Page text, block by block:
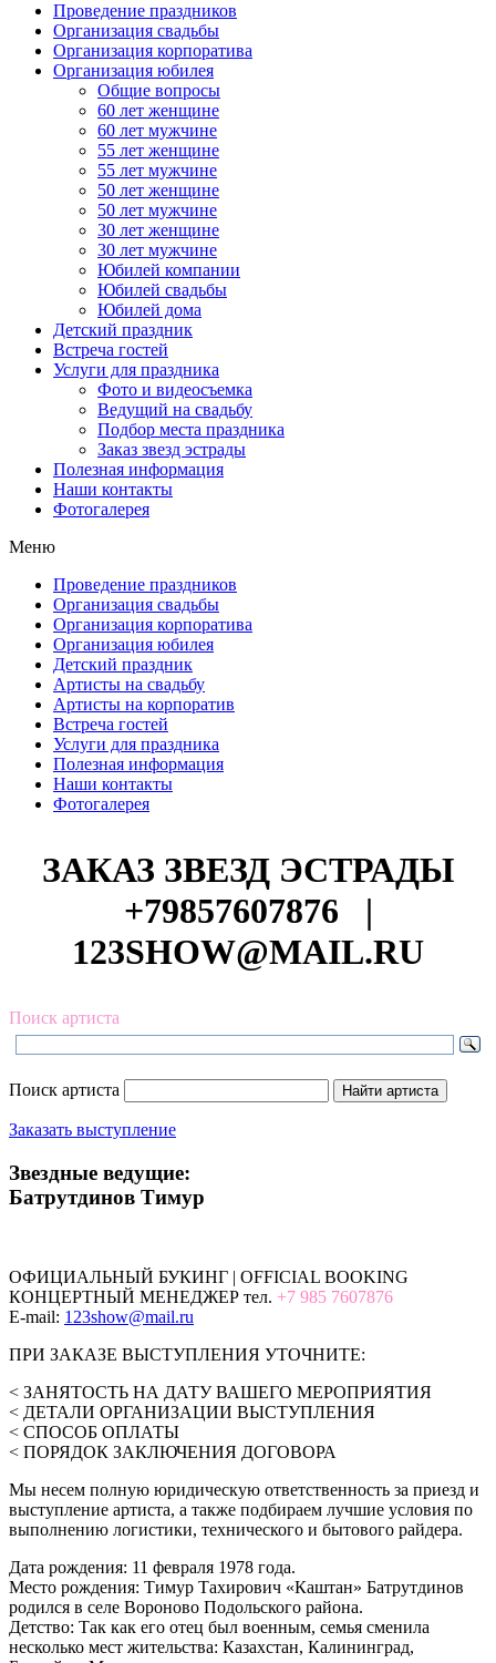
Проведение праздников
Организация свадьбы
Организация корпоратива
Организация юбилея
Общие вопросы
60 лет женщине
60 лет мужчине
55 лет женщине
55 лет мужчине
50 лет женщине
50 лет мужчине
30 лет женщине
30 лет мужчине
Юбилей компании
Юбилей свадьбы
Юбилей дома
Детский праздник
Встреча гостей
Услуги для праздника
Фото и видеосъемка
Ведущий на свадьбу
Подбор места праздника
Заказ звезд эстрады
Полезная информация
Наши контакты
Фотогалерея
Меню
Проведение праздников
Организация свадьбы
Организация корпоратива
Организация юбилея
Детский праздник
Артисты на свадьбу
Артисты на корпоратив
Встреча гостей
Услуги для праздника
Полезная информация
Наши контакты
Фотогалерея
ЗАКАЗ ЗВЕЗД ЭСТРАДЫ
+79857607876
|
123SHOW@MAIL.RU
Поиск артиста
Поиск артиста
Заказать выступление
Звездные ведущие:
Батрутдинов Тимур
ОФИЦИАЛЬНЫЙ БУКИНГ | OFFICIAL BOOKING
КОНЦЕРТНЫЙ МЕНЕДЖЕР тел. +7 985 7607876
E-mail: 123show@mail.ru
ПРИ ЗАКАЗЕ ВЫСТУПЛЕНИЯ УТОЧНИТЕ:
< ЗАНЯТОСТЬ НА ДАТУ ВАШЕГО МЕРОПРИЯТИЯ
< ДЕТАЛИ ОРГАНИЗАЦИИ ВЫСТУПЛЕНИЯ
< СПОСОБ ОПЛАТЫ
< ПОРЯДОК ЗАКЛЮЧЕНИЯ ДОГОВОРА
Мы несем полную юридическую ответственность за приезд и
выступление артиста, а также подбираем лучшие условия по
выполнению логистики, технического и бытового райдера.
Дата рождения: 11 февраля 1978 года.
Место рождения: Тимур Тахирович «Каштан» Батрутдинов
родился в селе Вороново Подольского района.
Детство: Так как его отец был военным, семья сменила
несколько мест жительства: Казахстан, Калининград,